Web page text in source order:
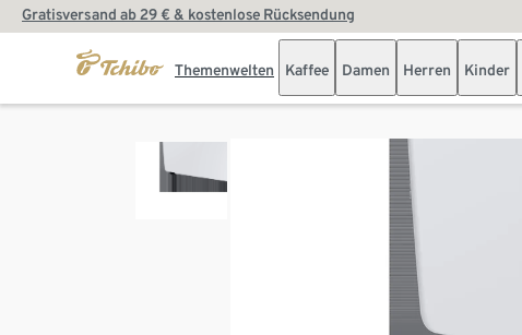
Gratisversand ab 29 € & kostenlose Rücksendung
Themenwelten Kaffee Damen Herren Kinder